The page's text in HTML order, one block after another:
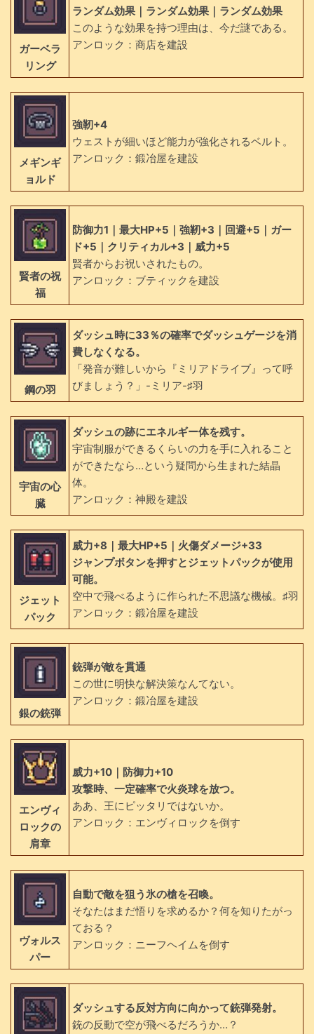
ガーベラ
リング
ランダム効果｜ランダム効果｜ランダム効果
このような効果を持つ理由は、今だ謎である。
アンロック：商店を建設
メギンギ
ョルド
強靭+4
ウェストが細いほど能力が強化されるベルト。
アンロック：鍛冶屋を建設
賢者の祝
福
防御力1｜最大HP+5｜強靭+3｜回避+5｜ガー
ド+5｜クリティカル+3｜威力+5
賢者からお祝いされたもの。
アンロック：ブティックを建設
鋼の羽
ダッシュ時に33％の確率でダッシュゲージを消
費しなくなる。
「発音が難しいから『ミリアドライブ』って呼
びましょう？」-ミリア-♯羽
宇宙の心
臓
ダッシュの跡にエネルギー体を残す。
宇宙制服ができるくらいの力を手に入れること
ができたなら…という疑問から生まれた結晶
体。
アンロック：神殿を建設
ジェット
パック
威力+8｜最大HP+5｜火傷ダメージ+33
ジャンプボタンを押すとジェットパックが使用
可能。
空中で飛べるように作られた不思議な機械。♯羽
アンロック：鍛冶屋を建設
銀の銃弾
銃弾が敵を貫通
この世に明快な解決策なんてない。
アンロック：鍛冶屋を建設
エンヴィ
ロックの
肩章
威力+10｜防御力+10
攻撃時、一定確率で火炎球を放つ。
ああ、王にピッタリではないか。
アンロック：エンヴィロックを倒す
ヴォルス
パー
自動で敵を狙う氷の槍を召喚。
そなたはまだ悟りを求めるか？何を知りたがっ
ておる？
アンロック：ニーフヘイムを倒す
ダッシュする反対方向に向かって銃弾発射。
銃の反動で空が飛べるだろうか…？